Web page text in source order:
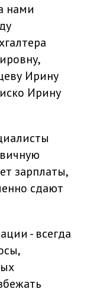
нами
Ирину
Ирину
зарплаты,
сдают
- всегда